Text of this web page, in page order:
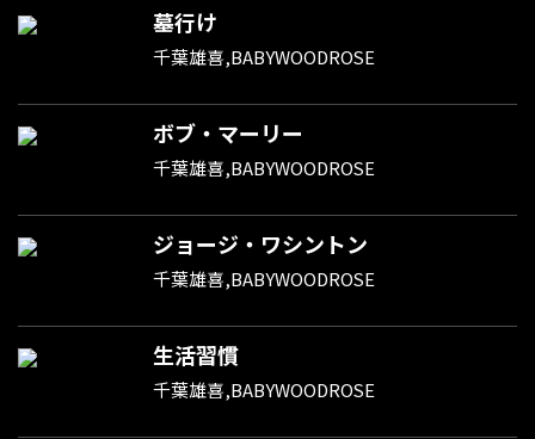
墓行け
千葉雄喜,BABYWOODROSE
ボブ・マーリー
千葉雄喜,BABYWOODROSE
ジョージ・ワシントン
千葉雄喜,BABYWOODROSE
生活習慣
千葉雄喜,BABYWOODROSE